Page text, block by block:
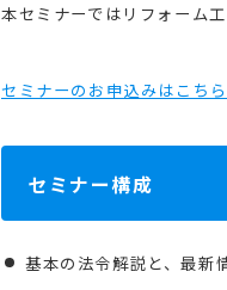
本セミナーではリフォーム
セミナーのお申込みはこち
セミナー構成
基本の法令解説と、最新